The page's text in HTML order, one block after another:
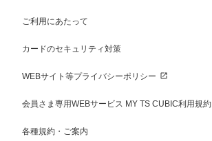
ご利用にあたって
カードのセキュリティ対策
WEBサイト等プライバシーポリシー
会員さま専用WEBサービス MY TS CUBIC利用規約
各種規約・ご案内